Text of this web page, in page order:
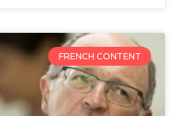
FRENCH CONTENT